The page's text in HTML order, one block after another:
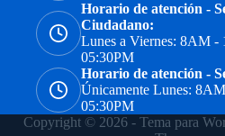
Horario de atención -
Ciudadano:
Lunes a Viernes: 8AM
05:30PM
Horario de atención -
Únicamente Lunes:
05:30PM
Copyright © 2026 - Tema para